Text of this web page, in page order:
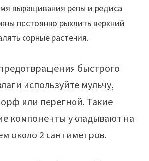
выращивания репы и редиса
постоянно рыхлить верхний
сорные растения.
быстрого
используйте мульчу,
или перегной. Такие
компоненты укладывают на
около 2 сантиметров.